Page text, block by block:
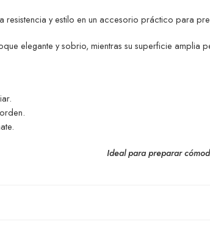
resistencia y estilo en un accesorio práctico para
elegante y sobrio, mientras su superficie amplia
Ideal para preparar